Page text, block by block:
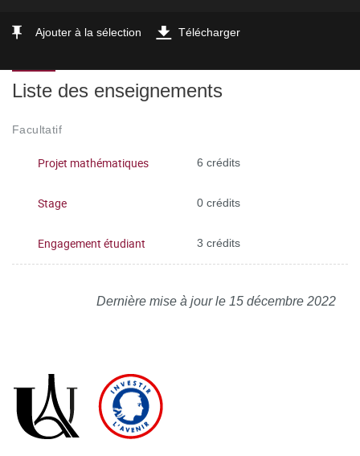
Ajouter à la sélection Télécharger
Liste des enseignements
Facultatif
Projet mathématiques 6 crédits
Stage 0 crédits
Engagement étudiant 3 crédits
Dernière mise à jour le 15 décembre 2022